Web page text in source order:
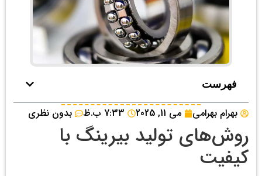
فهرست
بهرام بهرامی می 11, 2025 7:33 ب.ظ بدون نظری
روش‌های تولید بیرینگ با
کیفیت